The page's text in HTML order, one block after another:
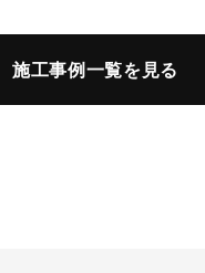
施工事例一覧を見る